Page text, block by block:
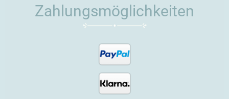
Zahlungsmöglichkeiten